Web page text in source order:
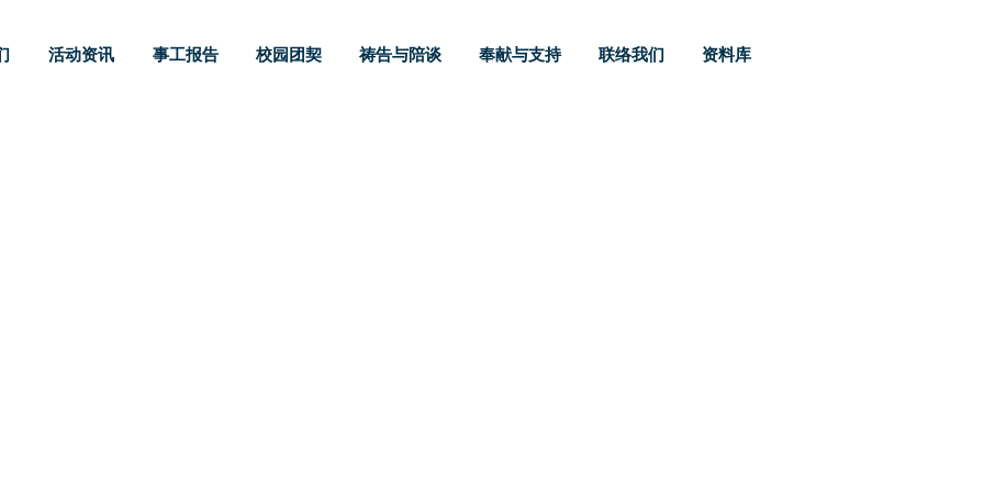
活动资讯 事工报告 校园团契 祷告与陪谈 奉献与支持 联络我们 资料库